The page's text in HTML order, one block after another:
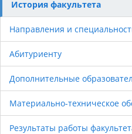
История факультета
Направления и
Абитуриенту
Дополнительные
Материально-техническое
Результаты работы